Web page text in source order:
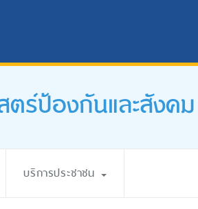
ตร์ป้องกันและสังคม
บริการประชาชน